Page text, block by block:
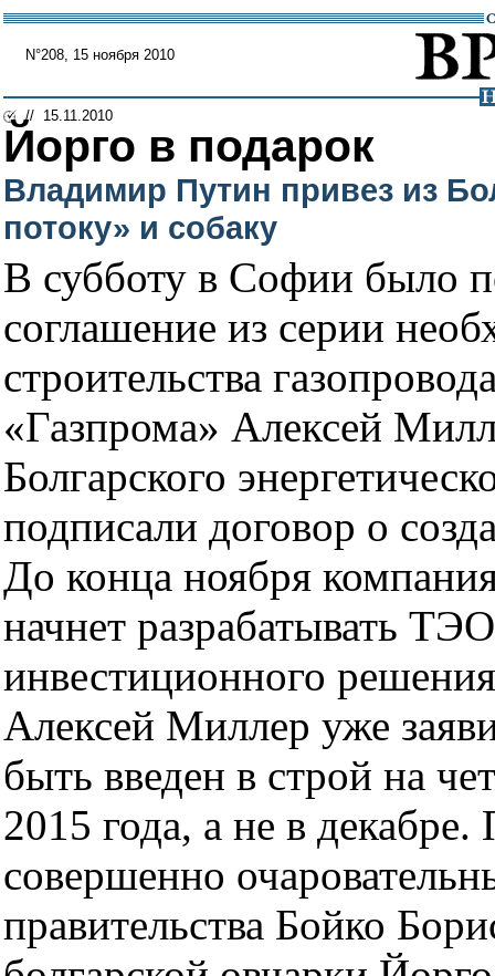
N°208, 15 ноября 2010
// 15.11.2010
Йорго в подарок
Владимир Путин привез из
потоку» и собаку
В субботу в Софии было
соглашение из серии
строительства
«Газпрома» Алексей
Болгарского
подписали договор о
До конца ноября
начнет разрабатывать
инвестиционного
Алексей Миллер уже
быть введен в строй на
2015 года, а не в
совершенно
правительства Бойко